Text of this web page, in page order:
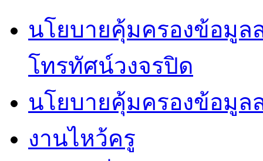
นโยบายคุ้มครองข้อมูล
โทรทัศน์วงจรปิด
นโยบายคุ้มครองข้อมูล
งานไหว้ครู